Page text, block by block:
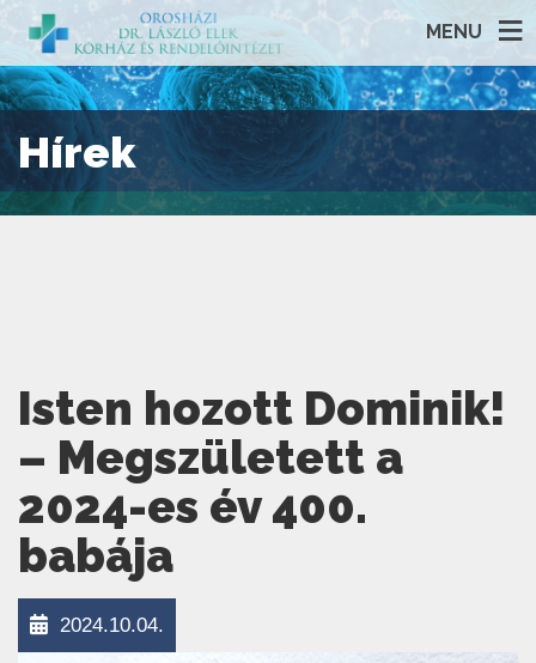
MENU
Hírek
Isten hozott Dominik!
– Megszületett a
2024-es év 400.
babája
2024.10.04.